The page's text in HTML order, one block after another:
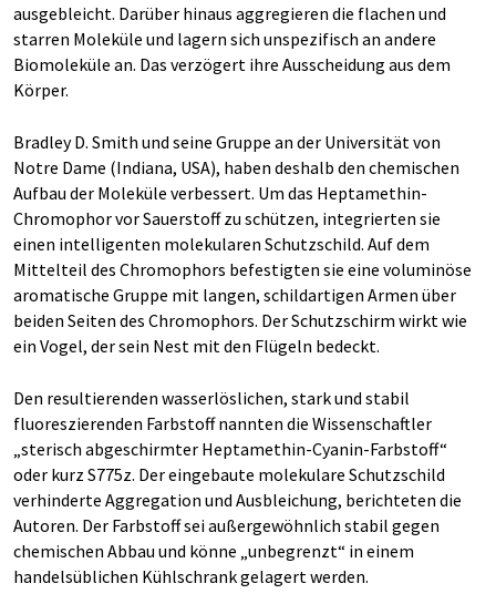
ausgebleicht. Darüber hinaus aggregieren die flachen und
starren Moleküle und lagern sich unspezifisch an andere
Biomoleküle an. Das verzögert ihre Ausscheidung aus dem
Körper.
Bradley D. Smith und seine Gruppe an der Universität von
Notre Dame (Indiana, USA), haben deshalb den chemischen
Aufbau der Moleküle verbessert. Um das Heptamethin-
Chromophor vor Sauerstoff zu schützen, integrierten sie
einen intelligenten molekularen Schutzschild. Auf dem
Mittelteil des Chromophors befestigten sie eine voluminöse
aromatische Gruppe mit langen, schildartigen Armen über
beiden Seiten des Chromophors. Der Schutzschirm wirkt wie
ein Vogel, der sein Nest mit den Flügeln bedeckt.
Den resultierenden wasserlöslichen, stark und stabil
fluoreszierenden Farbstoff nannten die Wissenschaftler
„sterisch abgeschirmter Heptamethin-Cyanin-Farbstoff“
oder kurz S775z. Der eingebaute molekulare Schutzschild
verhinderte Aggregation und Ausbleichung, berichteten die
Autoren. Der Farbstoff sei außergewöhnlich stabil gegen
chemischen Abbau und könne „unbegrenzt“ in einem
handelsüblichen Kühlschrank gelagert werden.